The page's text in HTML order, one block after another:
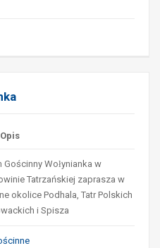
Opis
Gościnny Wołynianka w
Tatrzańskiej zaprasza w
okolice Podhala, Tatr Polskich
i Spisza